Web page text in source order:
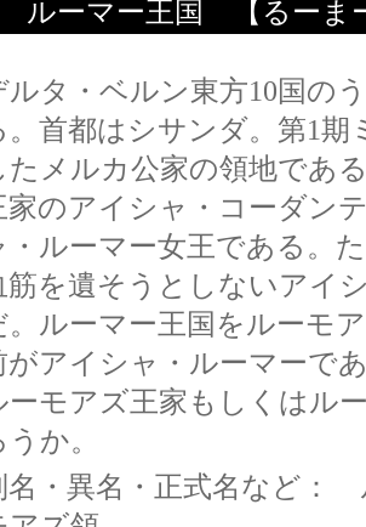
ルーマー王国 【るーま
ルタ・ベルン東方10国の
。首都はシサンダ。第1
たメルカ公家の領地であ
家のアイシャ・コーダン
・ルーマー女王である。
筋を遺そうとしないアイ
。ルーマー王国をルーモ
がアイシャ・ルーマーで
ーモアズ王家もしくはル
うか。
名・異名・正式名など：